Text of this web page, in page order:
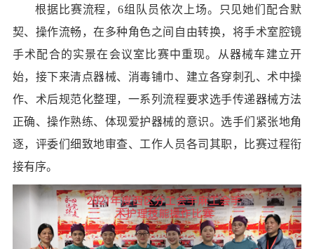
根据比赛流程，6组队员依次上场。只见她们配合默
契、操作流畅，在多种角色之间自由转换，将手术室腔镜
手术配合的实景在会议室比赛中重现。从器械车建立开
始，接下来清点器械、消毒铺巾、建立各穿刺孔、术中操
作、术后规范化整理，一系列流程要求选手传递器械方法
正确、操作熟练、体现爱护器械的意识。选手们紧张地角
逐，评委们细致地审查、工作人员各司其职，比赛过程衔
接有序。